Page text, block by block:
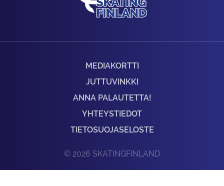
MEDIAKORTTI
JUTTUVINKKI
ANNA PALAUTETTA!
YHTEYSTIEDOT
TIETOSUOJASELOSTE
© 2026 SKATINGFINLAND